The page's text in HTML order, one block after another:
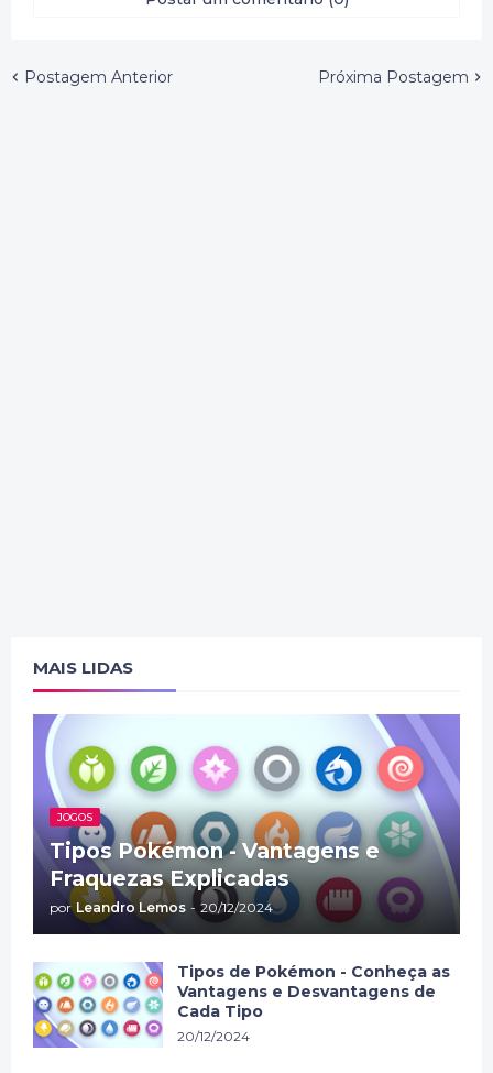
Postagem Anterior Próxima Postagem
MAIS LIDAS
JOGOS
Tipos Pokémon - Vantagens e
Fraquezas Explicadas
por Leandro Lemos - 20/12/2024
Tipos de Pokémon - Conheça as
Vantagens e Desvantagens de
Cada Tipo
20/12/2024